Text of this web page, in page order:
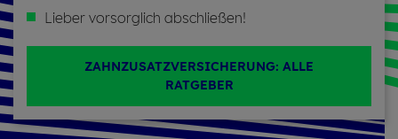
Lie­ber vor­sorg­lich ab­schlie­ßen!
ZAHNZUSATZVERSICHERUNG: ALLE
RATGEBER